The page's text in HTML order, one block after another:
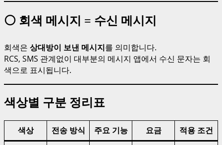
⚪ 회색 메시지 = 수신 메시지
회색은 상대방이 보낸 메시지를 의미합니다.
RCS, SMS 관계없이 대부분의 메시지 앱에서 수신 문자는 회
색으로 표시됩니다.
색상별 구분 정리표
색상 전송 방식 주요 기능 요금 적용 조건